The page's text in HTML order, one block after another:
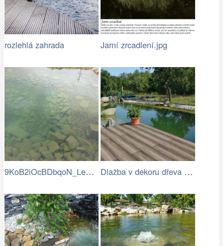
rozlehlá zahrada Jarní zrcadlení.jpg
9KoB2iOcBDbqoN_LeD-v_BVRKRg-eH7a8vjtUp9… Dlažba v dekoru dřeva u zahradního…